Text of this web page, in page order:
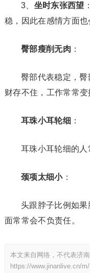
3、 坐时东张西望
稳，因此在感情方面也
臀部瘦削无肉 ：
臀部代表稳定，
财存不住，工作常常变
耳珠小耳轮细 ：
耳珠小耳轮细的人
颈项太细小：
头跟脖子比例如
面常常会不负责任。
本文来自网络，不代表济
https://www.jinanlive.cn/m/